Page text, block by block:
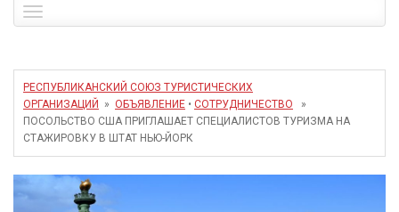
navigation
РЕСПУБЛИКАНСКИЙ СОЮЗ ТУРИСТИЧЕСКИХ
ОРГАНИЗАЦИЙ
» ОБЪЯВЛЕНИЕ • СОТРУДНИЧЕСТВО »
ПОСОЛЬСТВО США ПРИГЛАШАЕТ СПЕЦИАЛИСТОВ ТУРИЗМА НА
СТАЖИРОВКУ В ШТАТ НЬЮ-ЙОРК